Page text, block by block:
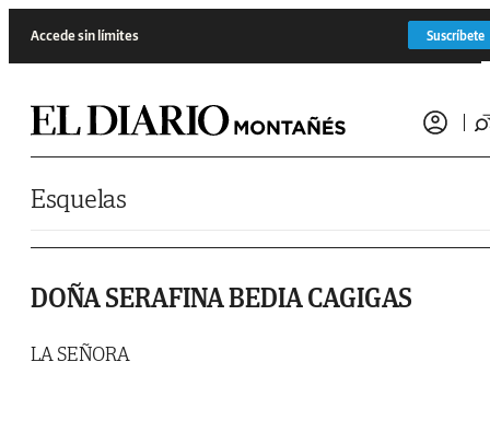
Accede sin límites Suscríbete
Esquelas
DOÑA SERAFINA BEDIA CAGIGAS
LA SEÑORA